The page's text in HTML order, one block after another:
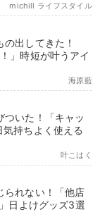
michill ライフスタイル
出してきた！
」時短が叶うアイ
海原藍
ついた！「キャッ
持ちよく使える
叶こはく
られない！「他店
日よけグッズ3選